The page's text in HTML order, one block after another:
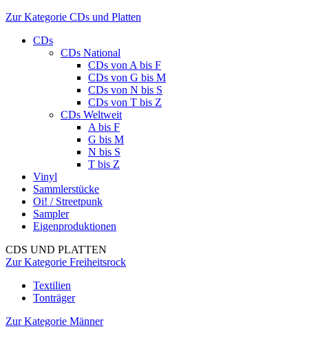
Zur Kategorie CDs und Platten
CDs
CDs National
CDs von A bis F
CDs von G bis M
CDs von N bis S
CDs von T bis Z
CDs Weltweit
A bis F
G bis M
N bis S
T bis Z
Vinyl
Sammlerstücke
Oi! / Streetpunk
Sampler
Eigenproduktionen
CDS UND PLATTEN
Zur Kategorie Freiheitsrock
Textilien
Tonträger
Zur Kategorie Männer